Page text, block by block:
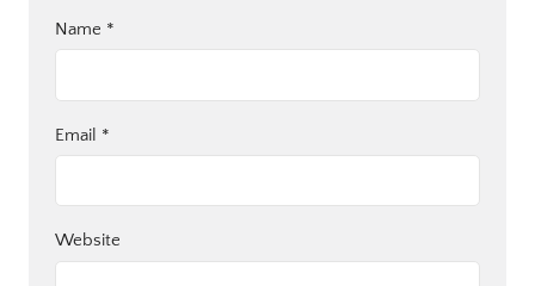
Name *
Email *
Website